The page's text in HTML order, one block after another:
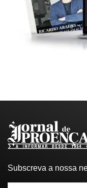
Subscreva a nossa